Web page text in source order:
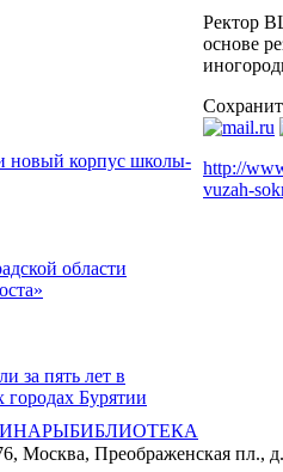
новый корпус школы-
области
за пять лет в
Бурятии
Ректор
основе
http://
vuzah-
БИБЛИОТЕКА
Москва, Преображенская пл.,